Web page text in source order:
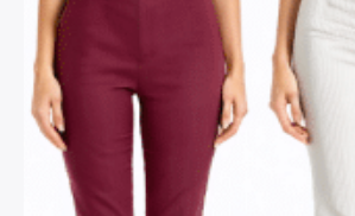
Lifestyle
Finance
Maison